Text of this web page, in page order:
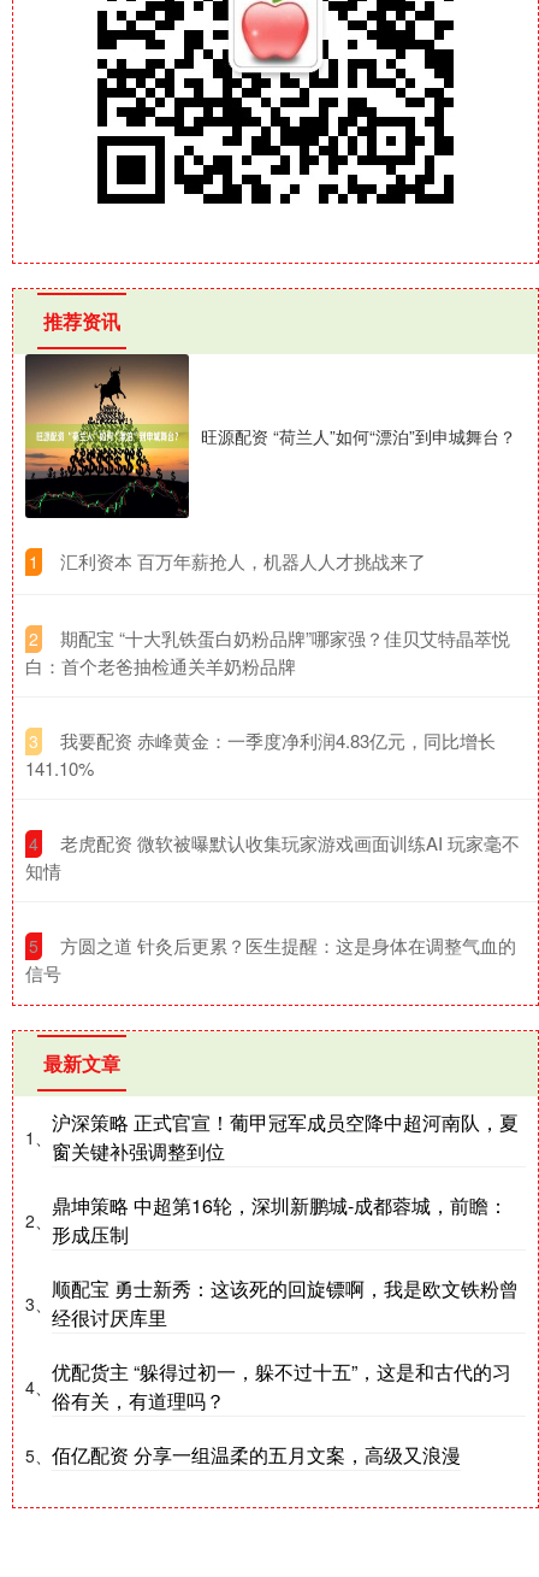
推荐资讯
旺源配资 “荷兰人”如何“漂泊”到申城舞台？
1 ​汇利资本 百万年薪抢人，机器人人才挑战来了
2
​期配宝 “十大乳铁蛋白奶粉品牌”哪家强？佳贝艾特晶萃悦
白：首个老爸抽检通关羊奶粉品牌
3
​我要配资 赤峰黄金：一季度净利润4.83亿元，同比增长
141.10%
4
​老虎配资 微软被曝默认收集玩家游戏画面训练AI 玩家毫不
知情
5
​方圆之道 针灸后更累？医生提醒：这是身体在调整气血的
信号
最新文章
1、
沪深策略 正式官宣！葡甲冠军成员空降中超河南队，夏
窗关键补强调整到位
2、
鼎坤策略 中超第16轮，深圳新鹏城-成都蓉城，前瞻：
形成压制
3、
顺配宝 勇士新秀：这该死的回旋镖啊，我是欧文铁粉曾
经很讨厌库里
4、
优配货主 “躲得过初一，躲不过十五”，这是和古代的习
俗有关，有道理吗？
5、 佰亿配资 分享一组温柔的五月文案，高级又浪漫